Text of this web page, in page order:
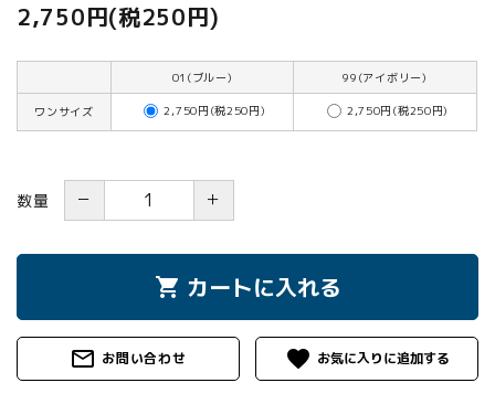
2,750円(税250円)
01(ブルー) 99(アイボリー)
ワンサイズ 2,750円(税250円) 2,750円(税250円)
数量 － ＋
shopping_cart カートに入れる
mail_outline お問い合わせ favorite